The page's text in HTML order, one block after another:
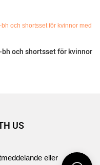
och shortsset för kvinnor
US
eller